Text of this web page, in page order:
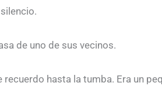
de uno de sus vecinos.
recuerdo hasta la tumba. Era un